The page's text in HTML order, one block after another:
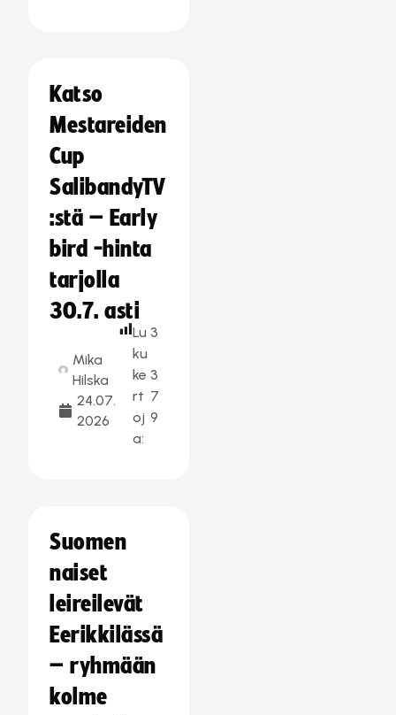
Katso
Mestareiden
Cup
SalibandyTV
:stä – Early
bird -hinta
tarjolla
30.7. asti
Mika
Hilska
24.07.
2026
Lu
ku
ke
rt
oj
a:
3
3
7
9
Suomen
naiset
leireilevät
Eerikkilässä
– ryhmään
kolme